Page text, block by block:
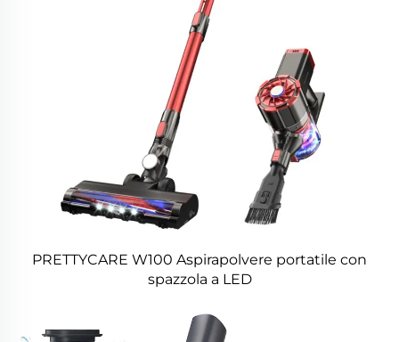
PRETTYCARE W100 Aspirapolvere portatile con
spazzola a LED